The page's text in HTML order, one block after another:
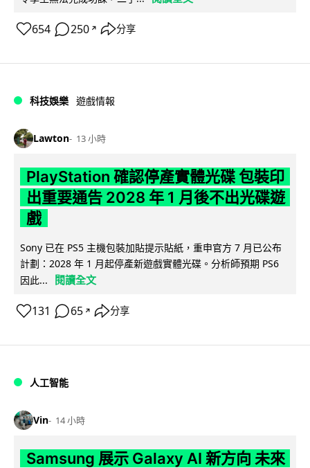
654 250 ↗ 分享
科技娛樂 遊戲情報
Lawton 13 小時
PlayStation 確認停產實體光碟 包裝印
出重要通告 2028 年 1 月後不出光碟遊
戲
Sony 已在 PS5 主機包裝加貼提示貼紙，重申官方 7 月已公布
計劃：2028 年 1 月起停產新遊戲實體光碟。分析師預期 PS6
因此...
閱讀全文
131 65 ↗ 分享
人工智能
Vin 14 小時
Samsung 展示 Galaxy AI 新方向 未來